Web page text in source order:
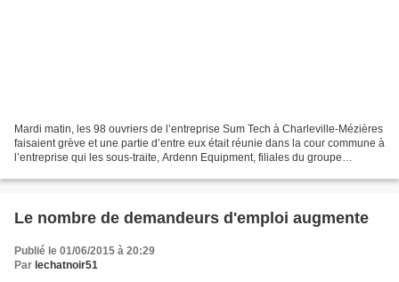
Mardi matin, les 98 ouvriers de l’entreprise Sum Tech à Charleville-Mézières
faisaient grève et une partie d’entre eux était réunie dans la cour commune à
l’entreprise qui les sous-traite, Ardenn Equipment, filiales du groupe
Le nombre de demandeurs d'emploi augmente
Publié le 01/06/2015 à 20:29
Par lechatnoir51